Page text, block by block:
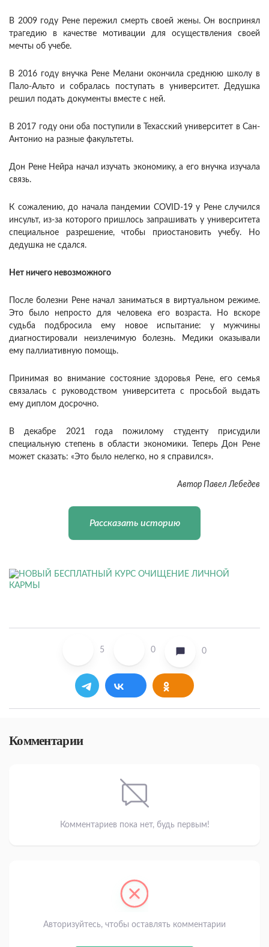
В 2009 году Рене пережил смерть своей жены. Он воспринял
трагедию в качестве мотивации для осуществления своей
мечты об учебе.
В 2016 году внучка Рене Мелани окончила среднюю школу в
Пало-Альто и собралась поступать в университет. Дедушка
решил подать документы вместе с ней.
В 2017 году они оба поступили в Техасский университет в Сан-
Антонио на разные факультеты.
Дон Рене Нейра начал изучать экономику, а его внучка изучала
связь.
К сожалению, до начала пандемии COVID-19 у Рене случился
инсульт, из-за которого пришлось запрашивать у университета
специальное разрешение, чтобы приостановить учебу. Но
дедушка не сдался.
Нет ничего невозможного
После болезни Рене начал заниматься в виртуальном режиме.
Это было непросто для человека его возраста. Но вскоре
судьба подбросила ему новое испытание: у мужчины
диагностировали неизлечимую болезнь. Медики оказывали
ему паллиативную помощь.
Принимая во внимание состояние здоровья Рене, его семья
связалась с руководством университета с просьбой выдать
ему диплом досрочно.
В декабре 2021 года пожилому студенту присудили
специальную степень в области экономики. Теперь Дон Рене
может сказать: «Это было нелегко, но я справился».
Автор Павел Лебедев
Рассказать историю
5 0 0
Комментарии
Комментариев пока нет, будь первым!
Авторизуйтесь, чтобы оставлять комментарии